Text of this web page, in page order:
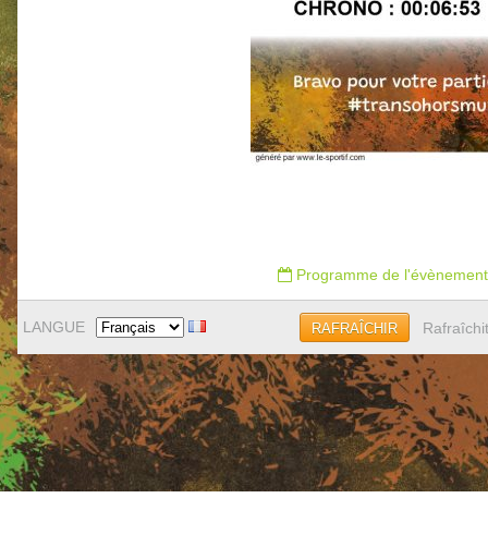
Programme de l'évènement
LANGUE RAFRAÎCHIR